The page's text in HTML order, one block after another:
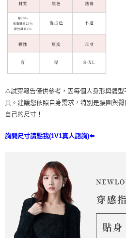
⚠️試穿報告僅供參考，因每個人身形與體
異。建議您依照自身需求，特別是腰圍與
自己的尺寸！
詢問尺寸請點我(1V1真人諮詢)⬅️